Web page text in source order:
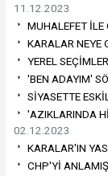
11.12.2023
MUHALEFET İLE
KARALAR NEYE
YEREL
'BEN ADAYIM'
SİYASETTE
'AZIKLARINDA
02.12.2023
KARALAR'IN
CHP'Yİ